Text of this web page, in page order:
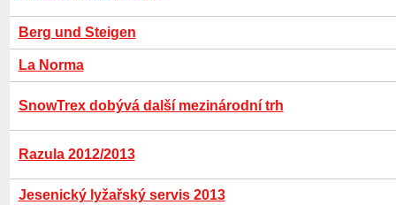
Berg und Steigen
La Norma
SnowTrex dobývá další mezinárodní trh
Razula 2012/2013
Jesenický lyžařský servis 2013